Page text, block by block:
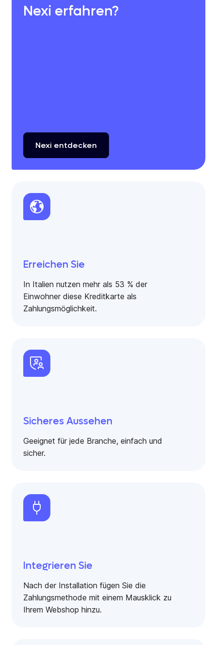
Nexi erfahren?
Nexi entdecken
Erreichen Sie
In Italien nutzen mehr als 53 % der
Einwohner diese Kreditkarte als
Zahlungsmöglichkeit.
Sicheres Aussehen
Geeignet für jede Branche, einfach und
sicher.
Integrieren Sie
Nach der Installation fügen Sie die
Zahlungsmethode mit einem Mausklick zu
Ihrem Webshop hinzu.